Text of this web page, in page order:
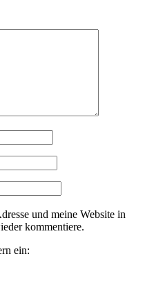
und meine Website in
kommentiere.
ein: